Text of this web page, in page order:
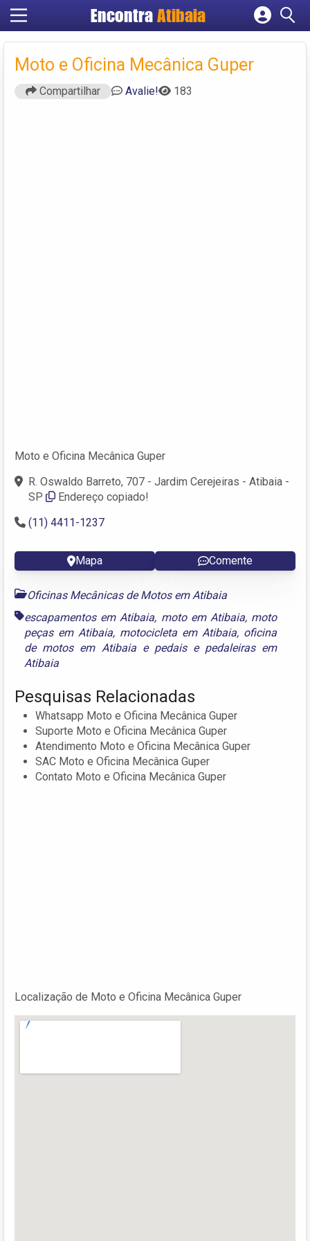
Encontra Atibaia
Cadastrar empresa
Criar conta
Moto e Oficina Mecânica Guper
Compartilhar Avalie! 183
Moto e Oficina Mecânica Guper
R. Oswaldo Barreto, 707 - Jardim Cerejeiras - Atibaia -
SP
Endereço copiado!
(11) 4411-1237
Mapa Comente
Oficinas Mecânicas de Motos em Atibaia
escapamentos em Atibaia, moto em Atibaia, moto
peças em Atibaia, motocicleta em Atibaia, oficina
de motos em Atibaiae pedais e pedaleiras em
Atibaia
Pesquisas Relacionadas
Whatsapp Moto e Oficina Mecânica Guper
Suporte Moto e Oficina Mecânica Guper
Atendimento Moto e Oficina Mecânica Guper
SAC Moto e Oficina Mecânica Guper
Contato Moto e Oficina Mecânica Guper
Localização de Moto e Oficina Mecânica Guper